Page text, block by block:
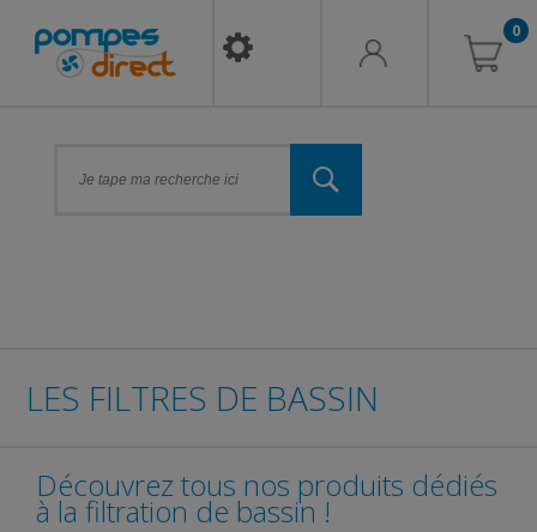
0
LES FILTRES DE BASSIN
Découvrez tous nos produits dédiés
à la filtration de bassin !